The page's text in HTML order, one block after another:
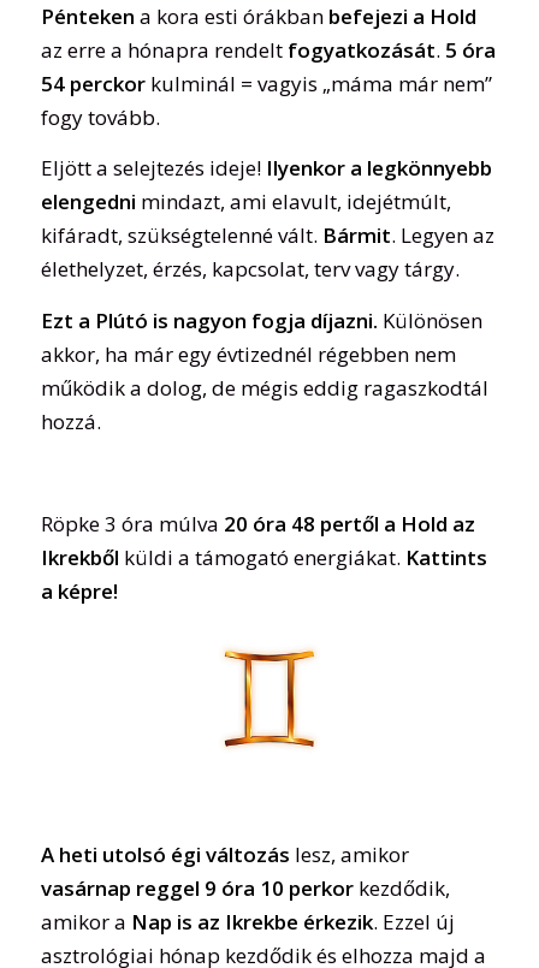
Pénteken a kora esti órákban befejezi a Hold
az erre a hónapra rendelt fogyatkozását. 5 óra
54 perckorkulminál = vagyis „máma már nem”
fogy tovább.
Eljött a selejtezés ideje! Ilyenkor a legkönnyebb
elengedni mindazt, ami elavult, idejétmúlt,
kifáradt, szükségtelenné vált. Bármit. Legyen az
élethelyzet, érzés, kapcsolat, terv vagy tárgy.
Ezt a Plútó is nagyon fogja díjazni. Különösen
akkor, ha már egy évtizednél régebben nem
működik a dolog, de mégis eddig ragaszkodtál
hozzá.
Röpke 3 óra múlva 20 óra 48 pertől a Hold az
Ikrekből küldi a támogató energiákat. Kattints
a képre!
A heti utolsó égi változás lesz, amikor
vasárnap reggel 9 óra 10 perkorkezdődik,
amikor a Nap is az Ikrekbe érkezik. Ezzel új
asztrológiai hónap kezdődik és elhozza majd a